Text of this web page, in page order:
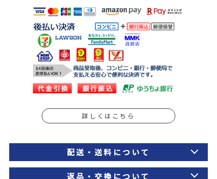
詳しくはこちら
配送・送料について
返品・交換について